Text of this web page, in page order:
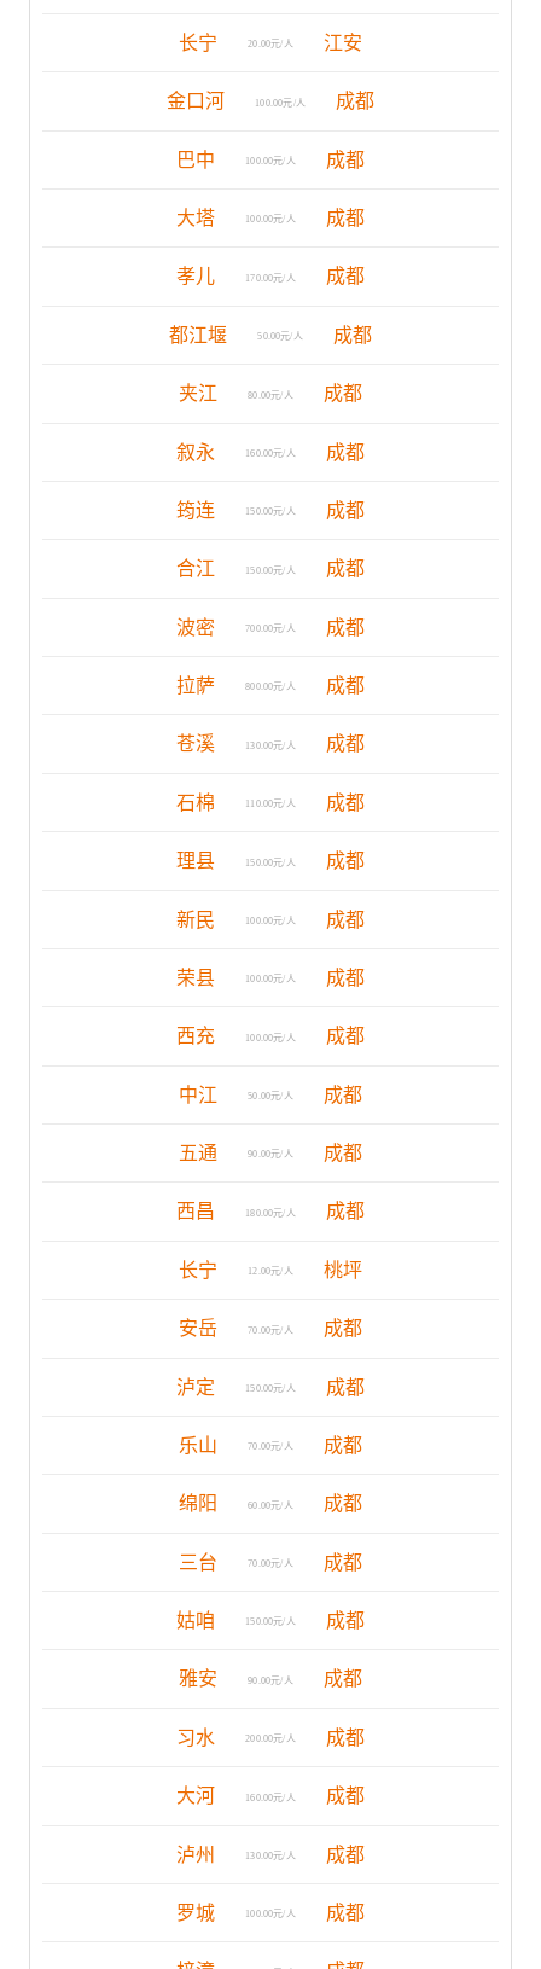
长宁 20.00元/人 江安
金口河 100.00元/人 成都
巴中 100.00元/人 成都
大塔 100.00元/人 成都
孝儿 170.00元/人 成都
都江堰 50.00元/人 成都
夹江 80.00元/人 成都
叙永 160.00元/人 成都
筠连 150.00元/人 成都
合江 150.00元/人 成都
波密 700.00元/人 成都
拉萨 800.00元/人 成都
苍溪 130.00元/人 成都
石棉 110.00元/人 成都
理县 150.00元/人 成都
新民 100.00元/人 成都
荣县 100.00元/人 成都
西充 100.00元/人 成都
中江 50.00元/人 成都
五通 90.00元/人 成都
西昌 180.00元/人 成都
长宁 12.00元/人 桃坪
安岳 70.00元/人 成都
泸定 150.00元/人 成都
乐山 70.00元/人 成都
绵阳 60.00元/人 成都
三台 70.00元/人 成都
姑咱 150.00元/人 成都
雅安 90.00元/人 成都
习水 200.00元/人 成都
大河 160.00元/人 成都
泸州 130.00元/人 成都
罗城 100.00元/人 成都